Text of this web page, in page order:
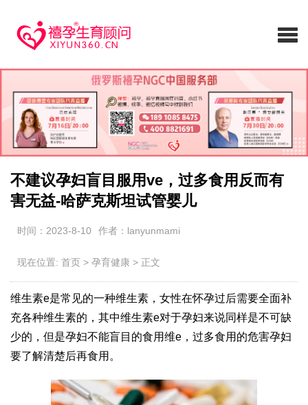
不建议孕妇盲目服用ve，过多食用反而有
害无益-哈萨克斯坦试管婴儿
时间：2023-8-10 作者：lanyunmami
现在位置: 首页 > 孕育健康 > 正文
维生素e是常见的一种维生素，女性在怀孕过后需要全面补
充各种维生素的，其中维生素e对于孕妇来说同样是不可缺
少的，但是孕妇不能盲目的食用维e，过多食用的危害孕妇
要了解清楚后再食用。